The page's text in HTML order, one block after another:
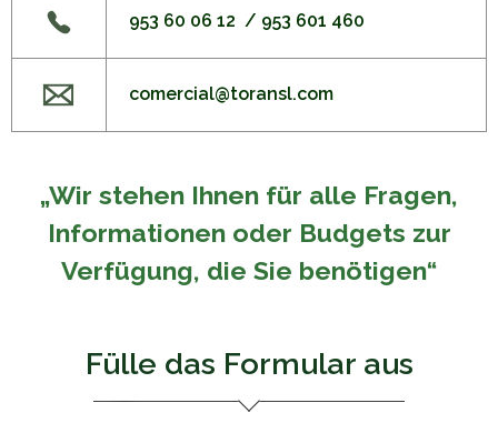
953 60 06 12 / 953 601 460
comercial@toransl.com
„Wir stehen Ihnen für alle Fragen,
Informationen oder Budgets zur
Verfügung, die Sie benötigen“
Fülle das Formular aus